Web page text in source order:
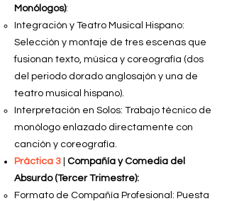
Monólogos):
Integración y Teatro Musical Hispano:
Selección y montaje de tres escenas que
fusionan texto, música y coreografía (dos
del periodo dorado anglosajón y una de
teatro musical hispano).
Interpretación en Solos: Trabajo técnico de
monólogo enlazado directamente con
canción y coreografía.
Práctica 3
Compañía y Comedia del
Absurdo (Tercer Trimestre):
Formato de Compañía Profesional: Puesta